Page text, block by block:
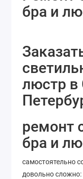
бра и
люстр в
ремонт
бра и
самостоятельно
довольно сложно: